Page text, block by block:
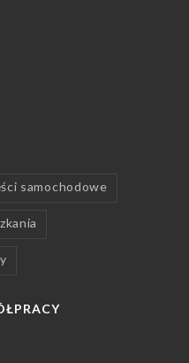
samochodowe